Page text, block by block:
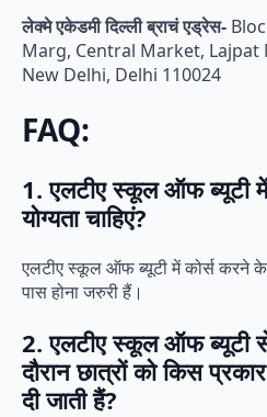
लेक्मे एकेडमी दिल्ली ब्राचं एड्रेस-
Marg, Central Market, Lajpat
New Delhi, Delhi 110024
FAQ:
1. एलटीए स्कूल ऑफ ब्यूटी
योग्यता चाहिएं?
एलटीए स्कूल ऑफ ब्यूटी में कोर्स करने
पास होना जरुरी हैं।
2. एलटीए स्कूल ऑफ ब्यूटी से
दौरान छात्रों को किस
दी जाती हैं?